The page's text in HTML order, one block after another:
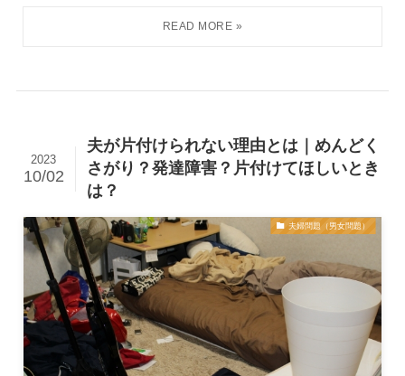
夫が片付けられない理由とは｜めんどく
さがり？発達障害？片付けてほしいとき
は？
2023
10/02
夫婦問題（男女問題）